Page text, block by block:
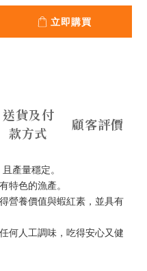
立即購買
送貨及付
款方式
顧客評價
產量穩定。
特色的漁產。
營養價值與蝦紅素，並具有
何人工調味，吃得安心又健